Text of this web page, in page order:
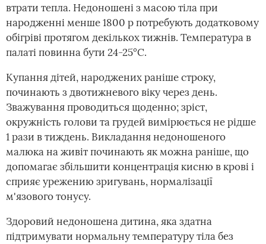
втрати тепла. Недоношені з масою тіла при
народженні менше 1800 р потребують додатковому
обігріві протягом декількох тижнів. Температура в
палаті повинна бути 24-25°C.
Купання дітей, народжених раніше строку,
починають з двотижневого віку через день.
Зважування проводиться щоденно; зріст,
окружність голови та грудей вимірюється не рідше
1 рази в тиждень. Викладання недоношеного
малюка на живіт починають як можна раніше, що
допомагає збільшити концентрація кисню в крові і
сприяє урежению зригувань, нормалізації
м'язового тонусу.
Здоровий недоношена дитина, яка здатна
підтримувати нормальну температуру тіла без